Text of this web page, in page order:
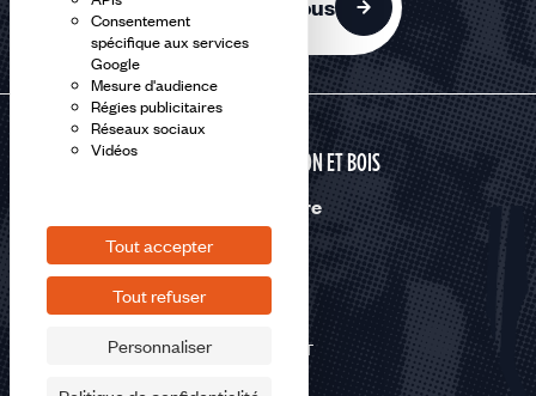
Consentement
spécifique aux services
Google
Mesure d'audience
Régies publicitaires
Réseaux sociaux
Vidéos
Tout accepter
Tout refuser
Personnaliser
Contactez-nous
CONSTRUCTION ET BOIS
Nous suivre
©2026 CFDT